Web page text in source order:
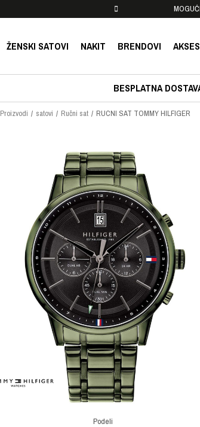
ŽENSKI SATOVI NAKIT BRENDOVI
BESPLATNA
Proizvodi satovi Ručni sat RUCNI SAT TOMMY HILFIGER
Podeli